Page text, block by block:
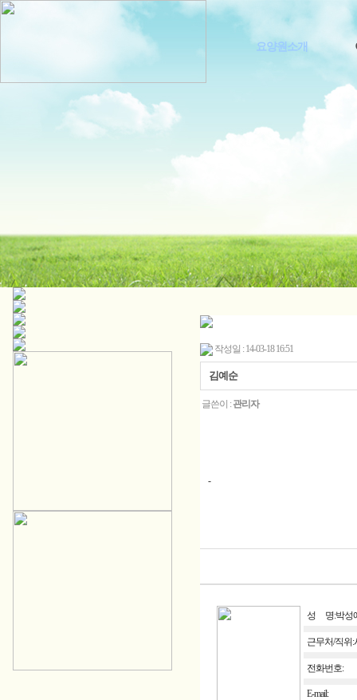
요양원소개
작성일 : 14-03-18 16:51
김예순
글쓴이 : 관리자
-
성 명:박성
근무처/직위:
전화번호:
E-mail: